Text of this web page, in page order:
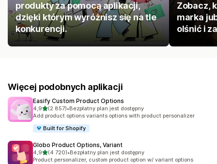
produkty za pomocą aplikacji,
dzięki którym wyróżnisz się na tle
konkurencji.
Zobacz,
marka
olśnić i
Więcej podobnych aplikacji
Easify Custom Product Options
4,9na 5 gwiazdek
(2 857)
Łączna liczba recenzji: 2857
•Bezpłatny plan jest dostępny
Add product options variants options with product personalizer
Built for Shopify
Globo Product Options, Variant
4,9na 5 gwiazdek
(4 720)
Łączna liczba recenzji: 4720
•Bezpłatny plan jest dostępny
Product personalizer, custom product option w/ variant options